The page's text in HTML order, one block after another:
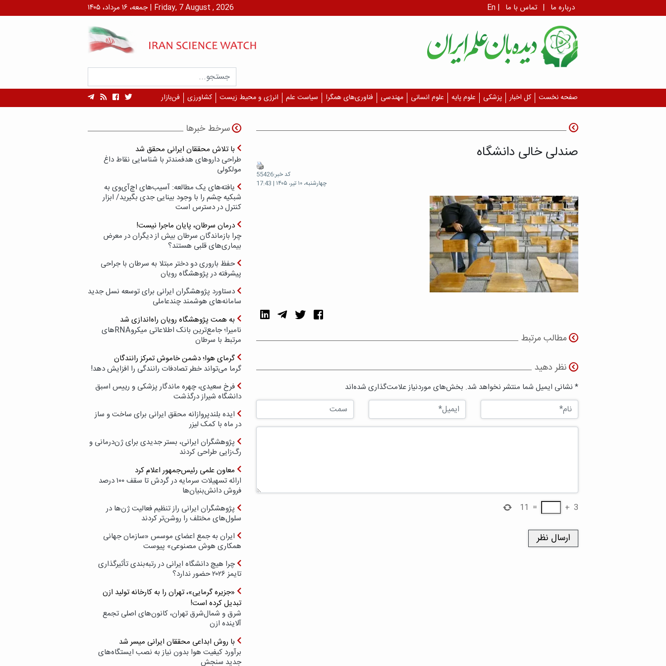
جمعه، ۱۶ مرداد، ۱۴۰۵ | Friday, 7 August , 2026 En | درباره ما | تماس با ما
صفحه نخست کل اخبار پزشکی علوم پایه علوم انسانی مهندسی فناوری‌های همگرا سیاست علم انرژی و محیط زیست کشاورزی فن‌بازار
صندلی خالی دانشگاه
کد خبر:55426
چهارشنبه، ۱۰ تیر، ۱۴۰۵ | 17:43
مطالب مرتبط
نظر دهید
* نشانی ایمیل شما منتشر نخواهد شد. بخش‌های موردنیاز علامت‌گذاری شده‌اند
3
+
=
11
سرخط خبرها
با تلاش محققان ایرانی محقق شد
طراحی داروهای هدفمندتر با شناسایی نقاط داغ
مولکولی
یافته‌های یک مطالعه: آسیب‌های اچ‌آی‌وی به
شبکیه چشم را با وجود بینایی جدی بگیرید/ ابزار
کنترل در دسترس است
درمان سرطان، پایان ماجرا نیست!
چرا بازماندگان سرطان بیش از دیگران در معرض
بیماری‌های قلبی هستند؟
حفظ باروری دو دختر مبتلا به سرطان با جراحی
پیشرفته در پژوهشگاه رویان
دستاورد پژوهشگران ایرانی برای توسعه نسل جدید
سامانه‌های هوشمند چندعاملی
به همت پژوهشگاه رویان راه‌اندازی شد
نامیرا؛ جامع‌ترین بانک اطلاعاتی میکروRNAهای
مرتبط با سرطان
گرمای هوا؛ دشمن خاموش تمرکز رانندگان
گرما می‌تواند خطر تصادفات رانندگی را افزایش دهد!
فرخ سعیدی، چهره ماندگار پزشکی و رییس اسبق
دانشگاه شیراز درگذشت
ایده بلندپروازانه محقق ایرانی برای ساخت و ساز
در ماه با کمک لیزر
پژوهشگران ایرانی، بستر جدیدی برای ژن‌درمانی و
رگ‌زایی طراحی کردند
معاون علمی رئیس‌جمهور اعلام کرد
ارائه تسهیلات سرمایه در گردش تا سقف ۱۰۰ درصد
فروش دانش‌بنیان‌ها
پژوهشگران ایرانی راز تنظیم فعالیت ژن‌ها در
سلول‌های مختلف را روشن‌تر کردند
ایران به جمع اعضای موسس «سازمان جهانی
همکاری هوش مصنوعی» پیوست
چرا هیچ دانشگاه ایرانی در رتبه‌بندی تأثیرگذاری
تایمز ۲۰۲۶ حضور ندارد؟
«جزیره گرمایی»، تهران را به کارخانه تولید ازن
تبدیل کرده است!
شرق و شمال‌شرق تهران، کانون‌های اصلی تجمع
آلاینده ازن
با روش ابداعی محققان ایرانی میسر شد
برآورد کیفیت هوا بدون نیاز به نصب ایستگاه‌های
جدید سنجش